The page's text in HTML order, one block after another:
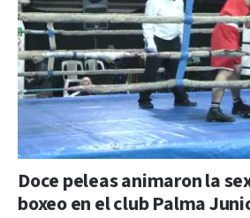
Doce peleas animaron la
boxeo en el club Palma